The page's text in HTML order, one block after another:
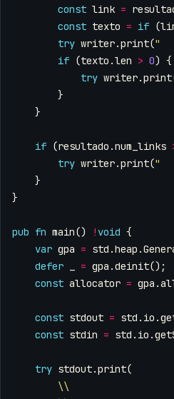
const link =
const texto = if (
try writer.print("
if (texto .len > 0) {
try writer.print
}
}
if (resultado .num_links
try writer.print("
}
}
pub fn main() ! void {
var gpa = std .heap .
defer
= gpa .deinit();
const allocator = gpa .
const stdout = std . io .
const stdin = std . io .
try stdout.print(
\\